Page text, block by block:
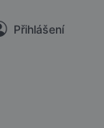
Přihlášení